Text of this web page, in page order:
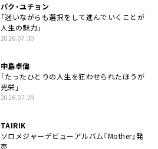
パク・ユチョン
「迷いながらも選択をして進んでいくことが
人生の魅力」
2026.07.30
中島卓偉
「たったひとりの人生を狂わせられたほうが
光栄」
2026.07.29
TAIRIK
ソロメジャーデビューアルバム『Mother』発
売